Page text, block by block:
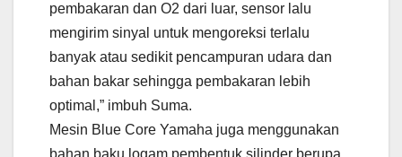
pembakaran dan O2 dari luar, sensor lalu
mengirim sinyal untuk mengoreksi terlalu
banyak atau sedikit pencampuran udara dan
bahan bakar sehingga pembakaran lebih
optimal,” imbuh Suma.
Mesin Blue Core Yamaha juga menggunakan